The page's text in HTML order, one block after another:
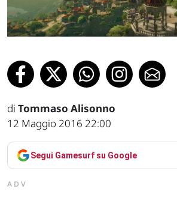
di Tommaso Alisonno
12 Maggio 2016 22:00
Segui Gamesurf su Google
ADV